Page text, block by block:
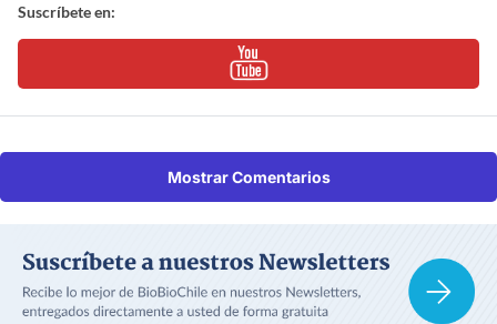
Suscríbete en:
Mostrar Comentarios